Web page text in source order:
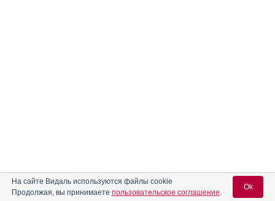
На сайте Видаль используются файлы cookie
Продолжая, вы принимаете пользовательское соглашение.
Ok